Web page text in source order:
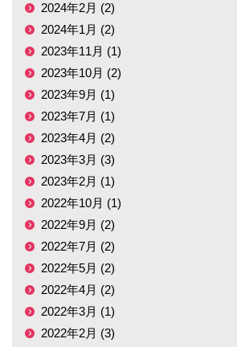
2024年2月 (2)
2024年1月 (2)
2023年11月 (1)
2023年10月 (2)
2023年9月 (1)
2023年7月 (1)
2023年4月 (2)
2023年3月 (3)
2023年2月 (1)
2022年10月 (1)
2022年9月 (2)
2022年7月 (2)
2022年5月 (2)
2022年4月 (2)
2022年3月 (1)
2022年2月 (3)